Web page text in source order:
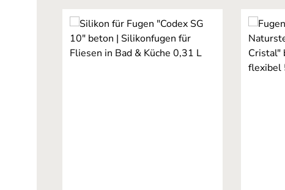
Produktgalerie überspringen